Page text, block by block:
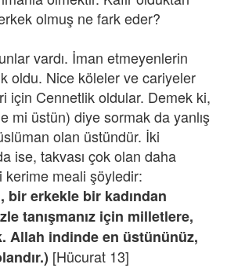
olmuş ne fark eder?
vardı. İman etmeyenlerin
oldu. Nice köleler ve cariyeler
için Cennetlik oldular. Demek ki,
mi üstün) diye sormak da yanlış
olan üstündür. İki
ise, takvası çok olan daha
kerime meali şöyledir:
bir erkekle bir kadından
tanışmanız için milletlere,
Allah indinde en üstününüz,
[Hücurat 13]